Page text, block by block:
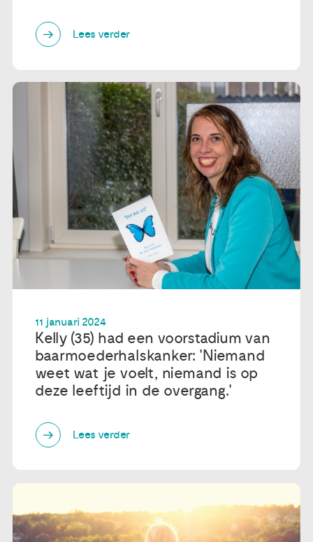
Lees verder
11 januari 2024
Kelly (35) had een voorstadium van
baarmoederhalskanker: 'Niemand
weet wat je voelt, niemand is op
deze leeftijd in de overgang.'
Lees verder